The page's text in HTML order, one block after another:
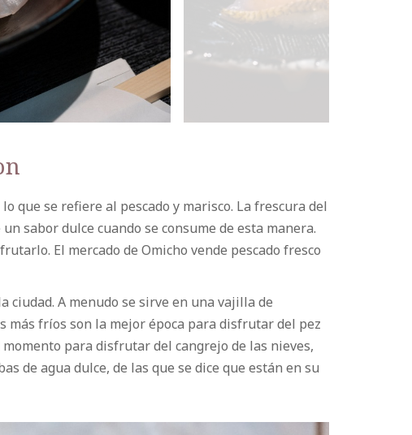
que se refiere al pescado y marisco. La frescura del
sabor dulce cuando se consume de esta manera.
El mercado de Omicho vende pescado fresco
ciudad. A menudo se sirve en una vajilla de
más fríos son la mejor época para disfrutar del pez
para disfrutar del cangrejo de las nieves,
de agua dulce, de las que se dice que están en su